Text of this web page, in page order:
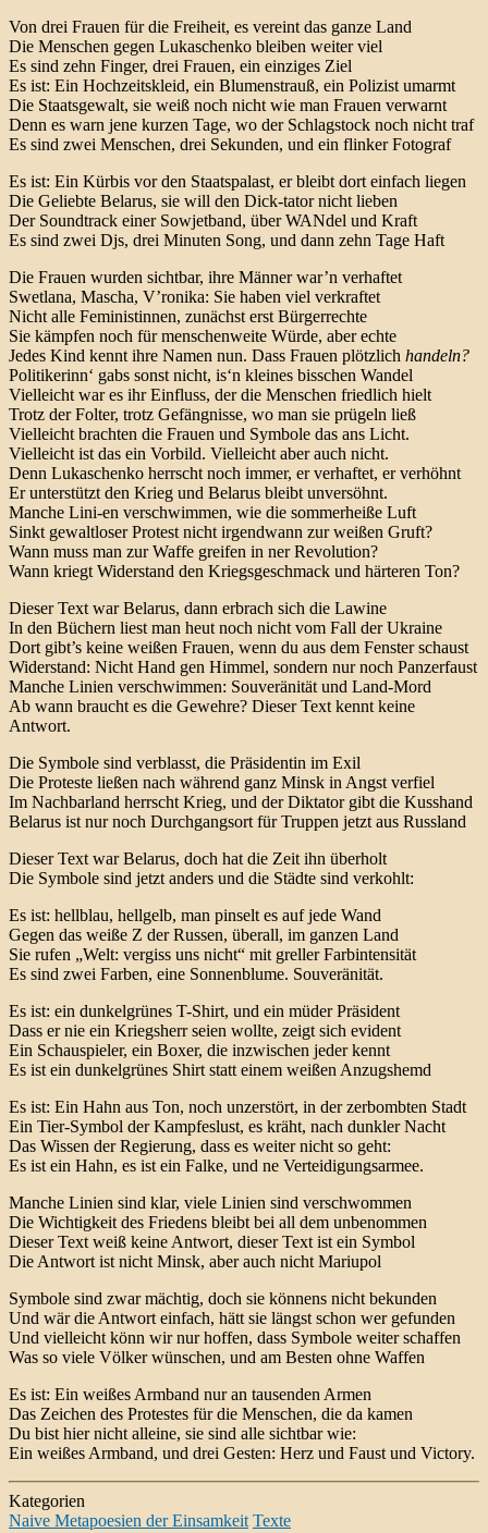
Von drei Frauen für die Freiheit, es vereint das ganze Land
Die Menschen gegen Lukaschenko bleiben weiter viel
Es sind zehn Finger, drei Frauen, ein einziges Ziel
Es ist: Ein Hochzeitskleid, ein Blumenstrauß, ein Polizist umarmt
Die Staatsgewalt, sie weiß noch nicht wie man Frauen verwarnt
Denn es warn jene kurzen Tage, wo der Schlagstock noch nicht traf
Es sind zwei Menschen, drei Sekunden, und ein flinker Fotograf
Es ist: Ein Kürbis vor den Staatspalast, er bleibt dort einfach liegen
Die Geliebte Belarus, sie will den Dick-tator nicht lieben
Der Soundtrack einer Sowjetband, über WANdel und Kraft
Es sind zwei Djs, drei Minuten Song, und dann zehn Tage Haft
Die Frauen wurden sichtbar, ihre Männer war’n verhaftet
Swetlana, Mascha, V’ronika: Sie haben viel verkraftet
Nicht alle Feministinnen, zunächst erst Bürgerrechte
Sie kämpfen noch für menschenweite Würde, aber echte
Jedes Kind kennt ihre Namen nun. Dass Frauen plötzlich handeln?
Politikerinn‘ gabs sonst nicht, is‘n kleines bisschen Wandel
Vielleicht war es ihr Einfluss, der die Menschen friedlich hielt
Trotz der Folter, trotz Gefängnisse, wo man sie prügeln ließ
Vielleicht brachten die Frauen und Symbole das ans Licht.
Vielleicht ist das ein Vorbild. Vielleicht aber auch nicht.
Denn Lukaschenko herrscht noch immer, er verhaftet, er verhöhnt
Er unterstützt den Krieg und Belarus bleibt unversöhnt.
Manche Lini-en verschwimmen, wie die sommerheiße Luft
Sinkt gewaltloser Protest nicht irgendwann zur weißen Gruft?
Wann muss man zur Waffe greifen in ner Revolution?
Wann kriegt Widerstand den Kriegsgeschmack und härteren Ton?
Dieser Text war Belarus, dann erbrach sich die Lawine
In den Büchern liest man heut noch nicht vom Fall der Ukraine
Dort gibt’s keine weißen Frauen, wenn du aus dem Fenster schaust
Widerstand: Nicht Hand gen Himmel, sondern nur noch Panzerfaust
Manche Linien verschwimmen: Souveränität und Land-Mord
Ab wann braucht es die Gewehre? Dieser Text kennt keine
Antwort.
Die Symbole sind verblasst, die Präsidentin im Exil
Die Proteste ließen nach während ganz Minsk in Angst verfiel
Im Nachbarland herrscht Krieg, und der Diktator gibt die Kusshand
Belarus ist nur noch Durchgangsort für Truppen jetzt aus Russland
Dieser Text war Belarus, doch hat die Zeit ihn überholt
Die Symbole sind jetzt anders und die Städte sind verkohlt:
Es ist: hellblau, hellgelb, man pinselt es auf jede Wand
Gegen das weiße Z der Russen, überall, im ganzen Land
Sie rufen „Welt: vergiss uns nicht“ mit greller Farbintensität
Es sind zwei Farben, eine Sonnenblume. Souveränität.
Es ist: ein dunkelgrünes T-Shirt, und ein müder Präsident
Dass er nie ein Kriegsherr seien wollte, zeigt sich evident
Ein Schauspieler, ein Boxer, die inzwischen jeder kennt
Es ist ein dunkelgrünes Shirt statt einem weißen Anzugshemd
Es ist: Ein Hahn aus Ton, noch unzerstört, in der zerbombten Stadt
Ein Tier-Symbol der Kampfeslust, es kräht, nach dunkler Nacht
Das Wissen der Regierung, dass es weiter nicht so geht:
Es ist ein Hahn, es ist ein Falke, und ne Verteidigungsarmee.
Manche Linien sind klar, viele Linien sind verschwommen
Die Wichtigkeit des Friedens bleibt bei all dem unbenommen
Dieser Text weiß keine Antwort, dieser Text ist ein Symbol
Die Antwort ist nicht Minsk, aber auch nicht Mariupol
Symbole sind zwar mächtig, doch sie könnens nicht bekunden
Und wär die Antwort einfach, hätt sie längst schon wer gefunden
Und vielleicht könn wir nur hoffen, dass Symbole weiter schaffen
Was so viele Völker wünschen, und am Besten ohne Waffen
Es ist: Ein weißes Armband nur an tausenden Armen
Das Zeichen des Protestes für die Menschen, die da kamen
Du bist hier nicht alleine, sie sind alle sichtbar wie:
Ein weißes Armband, und drei Gesten: Herz und Faust und Victory.
Kategorien
Naive Metapoesien der Einsamkeit Texte